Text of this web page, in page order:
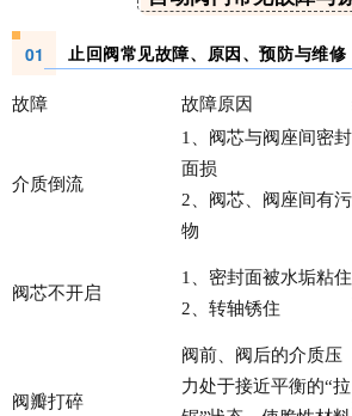
01 止回阀常见故障、原因、预防与维修
故障 故障原因
介质倒流
1、阀芯与阀座间密封
面损
2、阀芯、阀座间有污
物
阀芯不开启
1、密封面被水垢粘住
2、转轴锈住
阀瓣打碎
阀前、阀后的介质压
力处于接近平衡的“拉